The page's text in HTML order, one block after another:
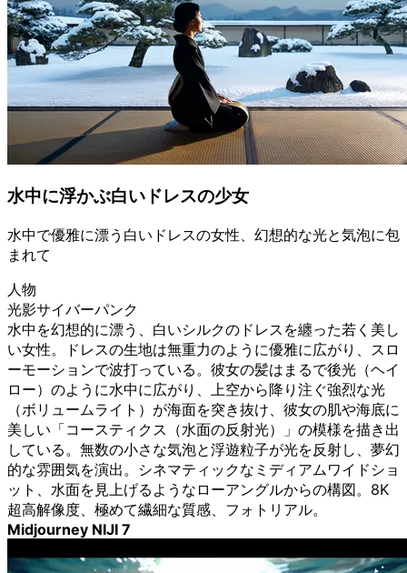
水中に浮かぶ白いドレスの少女
水中で優雅に漂う白いドレスの女性、幻想的な光と気泡に包
まれて
人物
光影サイバーパンク
水中を幻想的に漂う、白いシルクのドレスを纏った若く美し
い女性。ドレスの生地は無重力のように優雅に広がり、スロ
ーモーションで波打っている。彼女の髪はまるで後光（ヘイ
ロー）のように水中に広がり、上空から降り注ぐ強烈な光
（ボリュームライト）が海面を突き抜け、彼女の肌や海底に
美しい「コースティクス（水面の反射光）」の模様を描き出
している。無数の小さな気泡と浮遊粒子が光を反射し、夢幻
的な雰囲気を演出。シネマティックなミディアムワイドショ
ット、水面を見上げるようなローアングルからの構図。8K
超高解像度、極めて繊細な質感、フォトリアル。
Midjourney NIJI 7